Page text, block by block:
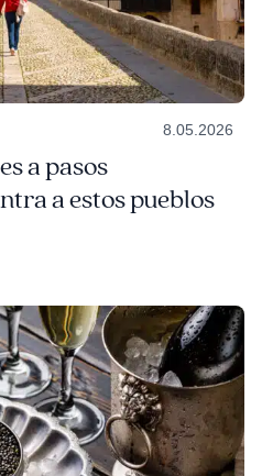
8.05.2026
a pasos
a estos pueblos